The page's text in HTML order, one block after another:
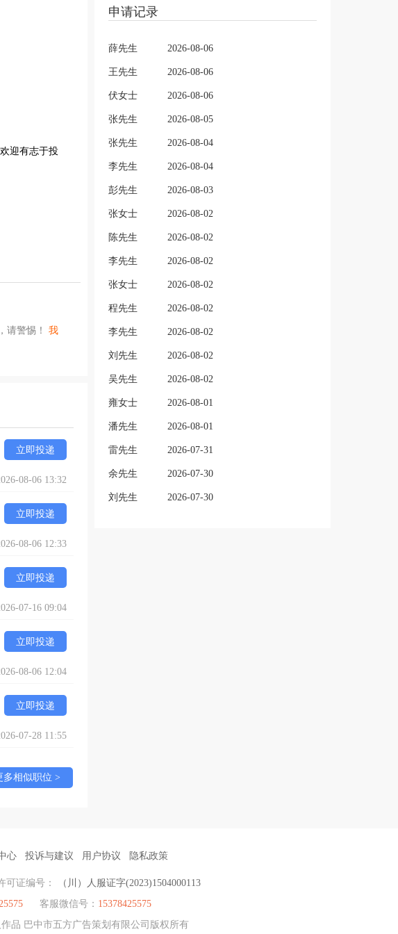
迎有志于投
请警惕！ 我
立即投递
08-06 13:32
立即投递
08-06 12:33
立即投递
07-16 09:04
立即投递
08-06 12:04
立即投递
07-28 11:55
多相似职位 >
申请记录
薛先生 2026-08-06
王先生 2026-08-06
伏女士 2026-08-06
张先生 2026-08-05
张先生 2026-08-04
李先生 2026-08-04
彭先生 2026-08-03
张女士 2026-08-02
陈先生 2026-08-02
李先生 2026-08-02
张女士 2026-08-02
程先生 2026-08-02
李先生 2026-08-02
刘先生 2026-08-02
吴先生 2026-08-02
雍女士 2026-08-01
潘先生 2026-08-01
雷先生 2026-07-31
余先生 2026-07-30
刘先生 2026-07-30
心 投诉与建议 用户协议 隐私政策
可证编号：
（川）人服证字(2023)1504000113
客服微信号： 15378425575
品 巴中市五方广告策划有限公司版权所有